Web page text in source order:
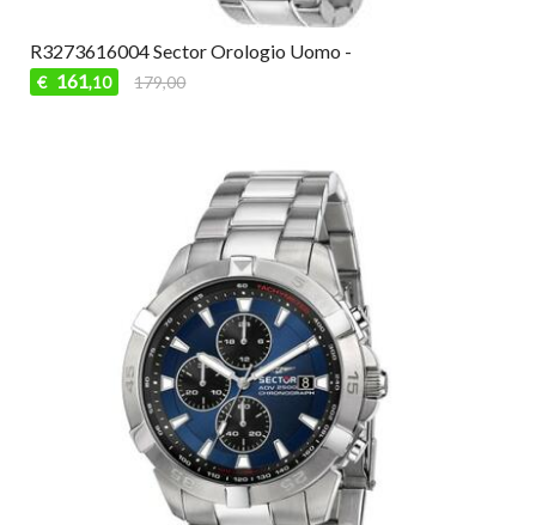
R3273616004 Sector Orologio Uomo -
€ 161,10 179,00